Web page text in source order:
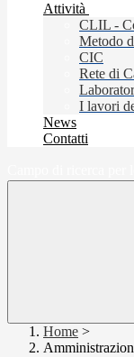
Attività
CLIL -
Metodo
CIC
Rete di
I lavori
News
Contatti
Home >